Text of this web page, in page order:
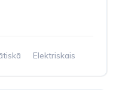
Elektriskais